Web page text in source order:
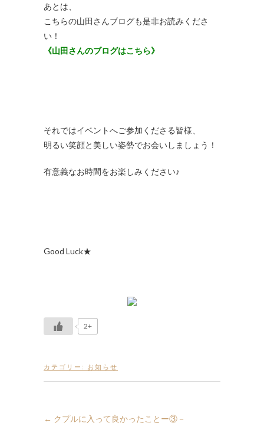
あとは、
こちらの山田さんブログも是非お読みくださ
い！
《山田さんのブログはこちら》
それではイベントへご参加くださる皆様、
明るい笑顔と美しい姿勢でお会いしましょう！
有意義なお時間をお楽しみください♪
Good Luck★
2+
カテゴリー: お知らせ
← クプルに入って良かったことー③－